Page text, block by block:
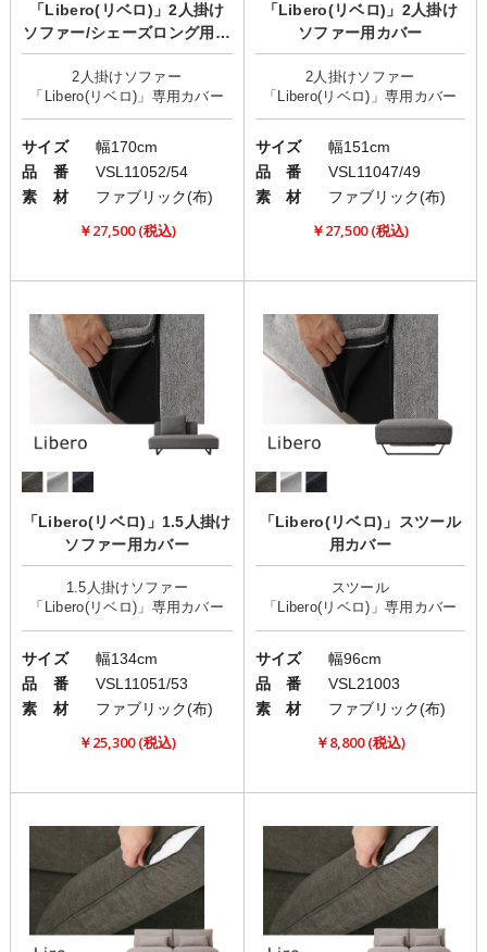
「Libero(リベロ)」2人掛け
ソファー/シェーズロング用カ
バー
2人掛けソファー
サイズ
幅170cm
品 番
VSL11052/54
素 材
ファブリック(布)
￥27,500 (税込)
「Libero(リベロ)」2人掛け
ソファー用カバー
2人掛けソファー
サイズ
幅151cm
品 番
VSL11047/49
素 材
ファブリック(布)
￥27,500 (税込)
「Libero(リベロ)」1.5人掛け
ソファー用カバー
1.5人掛けソファー
サイズ
幅134cm
品 番
VSL11051/53
素 材
ファブリック(布)
￥25,300 (税込)
「Libero(リベロ)」スツール
用カバー
スツール
サイズ
幅96cm
品 番
VSL21003
素 材
ファブリック(布)
￥8,800 (税込)